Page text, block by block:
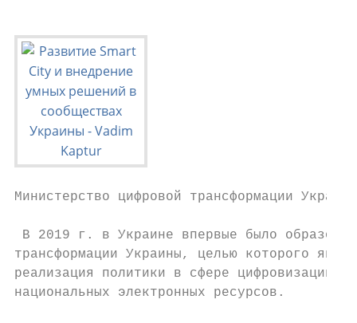
Министерство цифровой трансформации Украины
В 2019 г. в Украине впервые было
трансформации Украины, целью которого
реализация политики в сфере цифровизации,
национальных электронных ресурсов.